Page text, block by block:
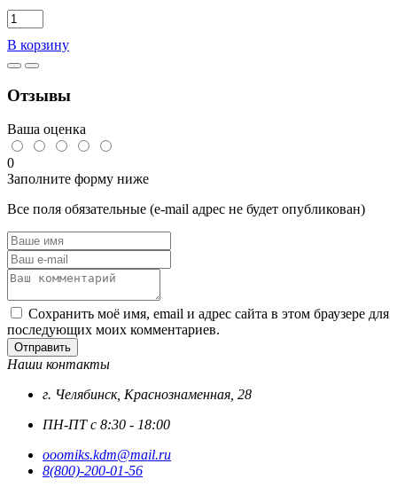
Количество
товара
Цепь
D3х16
короткозвенная
766
А2
нерж
сталь
В корзину
Отзывы
Ваша оценка
0
Заполните форму ниже
Все поля обязательные (e-mail адрес не будет опубликован)
Сохранить моё имя, email и адрес сайта в этом браузере для
последующих моих комментариев.
Отправить
Наши контакты
г. Челябинск, Краснознаменная, 28
ПН-ПТ с 8:30 - 18:00
ooomiks.kdm@mail.ru
8(800)-200-01-56